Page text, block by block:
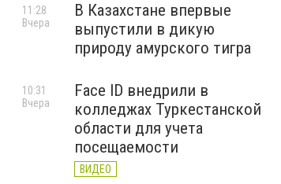
В Казахстане впервые
выпустили в дикую
природу амурского тигра
11:28
Вчера
Face ID внедрили в
колледжах Туркестанской
области для учета
посещаемости
ВИДЕО
10:31
Вчера